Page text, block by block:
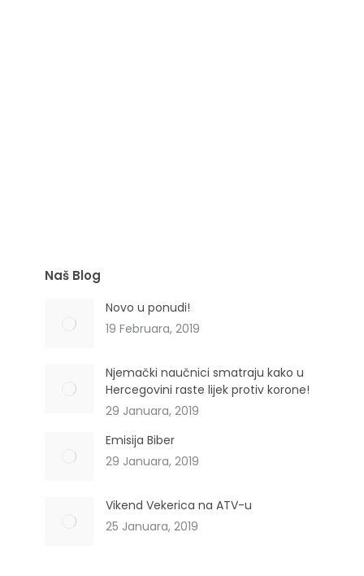
Naš Blog
Novo u ponudi!
19 Februara, 2019
Njemački naučnici smatraju kako u
Hercegovini raste lijek protiv korone!
29 Januara, 2019
Emisija Biber
29 Januara, 2019
Vikend Vekerica na ATV-u
25 Januara, 2019